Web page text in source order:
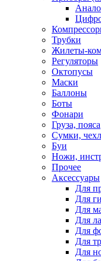
Трубки
Жилеты-
Регуляторы
Октопусы
Маски
Баллоны
Боты
Фонари
Груза, пояса
Сумки,
Буи
Ножи,
Прочее
Аксессуары
Для
Для
Для
Для
Для
Для
Для